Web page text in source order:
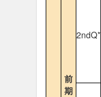
前
期
2ndQ*